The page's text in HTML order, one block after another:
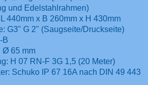
und Edelstahlrahmen)
440mm x B 260mm x H 430mm
G3" G 2" (Saugseite/Druckseite)
B
Ø 65 mm
H 07 RN-F 3G 1,5 (20 Meter)
Schuko IP 67 16A nach DIN 49 443